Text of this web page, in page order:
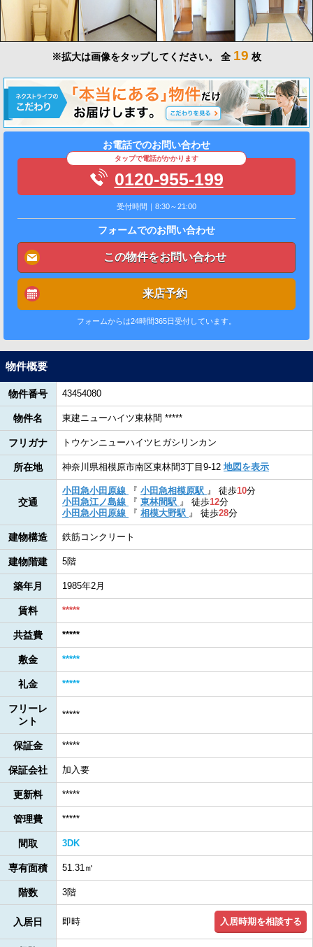
※拡大は画像をタップしてください。 全 19 枚
お電話でのお問い合わせ
タップで電話がかかります
0120-955-199
受付時間｜8:30～21:00
フォームでのお問い合わせ
この物件をお問い合わせ
来店予約
フォームからは24時間365日受付しています。
物件概要
物件番号 43454080
物件名 東建ニューハイツ東林間 *****
フリガナ トウケンニューハイツヒガシリンカン
所在地 神奈川県相模原市南区東林間3丁目9-12 地図を表示
交通
小田急小田原線 『 小田急相模原駅 』 徒歩10分
小田急江ノ島線
『 東林間駅 』 徒歩12分
小田急小田原線
『 相模大野駅 』 徒歩28分
建物構造 鉄筋コンクリート
建物階建 5階
築年月 1985年2月
賃料 *****
共益費 *****
敷金 *****
礼金 *****
フリーレ
ント
*****
保証金 *****
保証会社 加入要
更新料 *****
管理費 *****
間取 3DK
専有面積 51.31㎡
階数 3階
入居日 即時 入居時期を相談する